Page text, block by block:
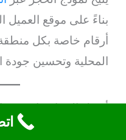
بناءً على موقع العميل
أرقام خاصة بكل
المحلية وتحسين جودة
أفضل الممارسات عند